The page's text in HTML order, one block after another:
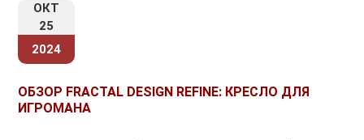
ОКТ
25
2024
ОБЗОР FRACTAL DESIGN REFINE: КРЕСЛО ДЛЯ
ИГРОМАНА